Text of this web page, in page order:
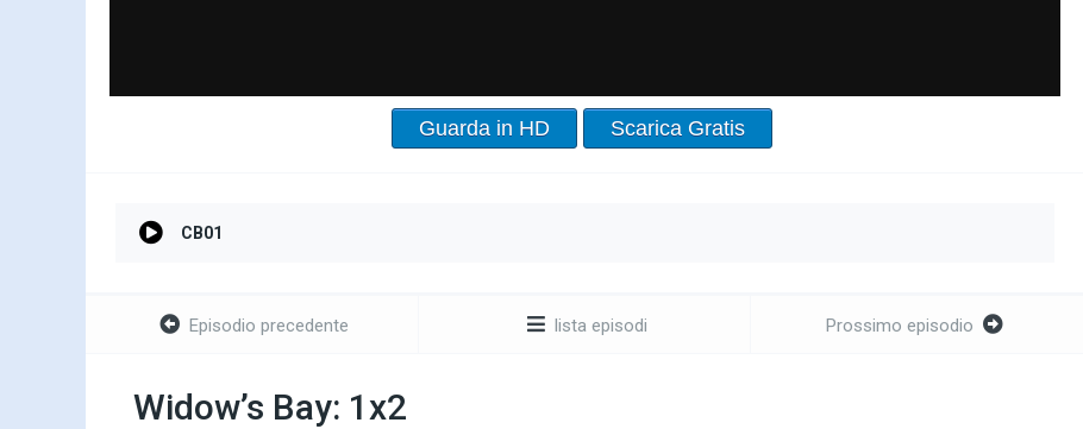
Guarda in HD Scarica Gratis
CB01
Episodio precedente lista episodi Prossimo episodio
Widow’s Bay: 1x2